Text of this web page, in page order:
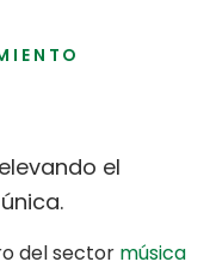
el
.
del sector música